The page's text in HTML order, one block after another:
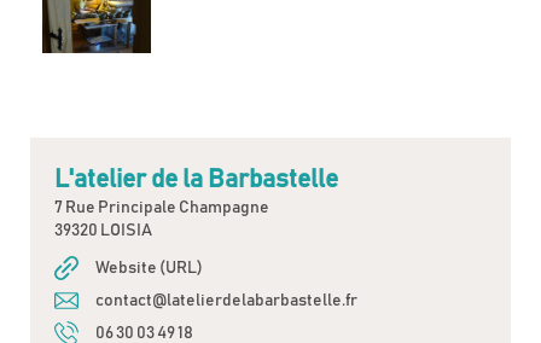
L'atelier de la Barbastelle
7 Rue Principale Champagne
39320 LOISIA
Website (URL)
contact@latelierdelabarbastelle.fr
06 30 03 49 18